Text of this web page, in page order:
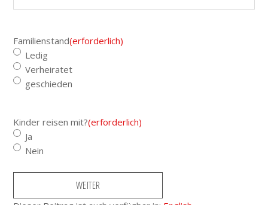
Familienstand(erforderlich)
Ledig
Verheiratet
geschieden
Kinder reisen mit?(erforderlich)
Ja
Nein